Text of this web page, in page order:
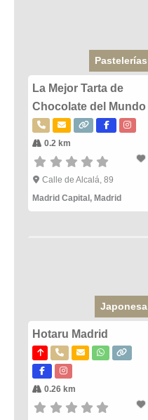
Pastelerías
La Mejor Tarta de
Chocolate del Mundo
0.2 km
Calle de Alcalá, 89
Madrid Capital , Madrid
Japonesa
Hotaru Madrid
0.26 km